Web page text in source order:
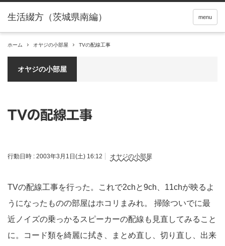
menu
ホーム オヤジの小部屋 TVの配線工事
オヤジの小部屋
TVの配線工事
行動日時 : 2003年3月1日(土) 16:12 オヤジの小部屋
TVの配線工事を行った。これで2chと9ch、11chが映るよ
うになったものの部屋はホコリまみれ。 掃除ついでに最
近ノイズの乗っかるスピーカーの配線も見直してみること
に。コード類を綺麗に拭き、まとめ直し、切り直し、出来